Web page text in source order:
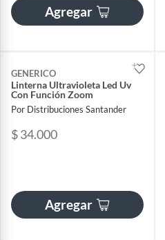
Agregar
GENERICO
Linterna Ultravioleta Led Uv
Con Función Zoom
Por Distribuciones Santander
$ 34.000
Agregar